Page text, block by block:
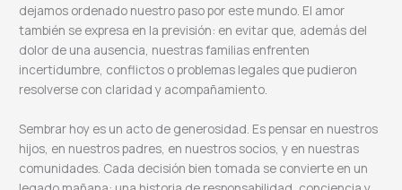
dejamos ordenado nuestro paso por este mundo. El amor
también se expresa en la previsión: en evitar que, además del
dolor de una ausencia, nuestras familias enfrenten
incertidumbre, conflictos o problemas legales que pudieron
resolverse con claridad y acompañamiento.
Sembrar hoy es un acto de generosidad. Es pensar en nuestros
hijos, en nuestros padres, en nuestros socios, y en nuestras
comunidades. Cada decisión bien tomada se convierte en un